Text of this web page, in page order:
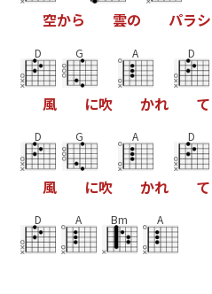
空から 雲の パラシ
D
風
G
に吹
A
かれ
D
て
D
風
G
に吹
A
かれ
D
て
D A Bm A